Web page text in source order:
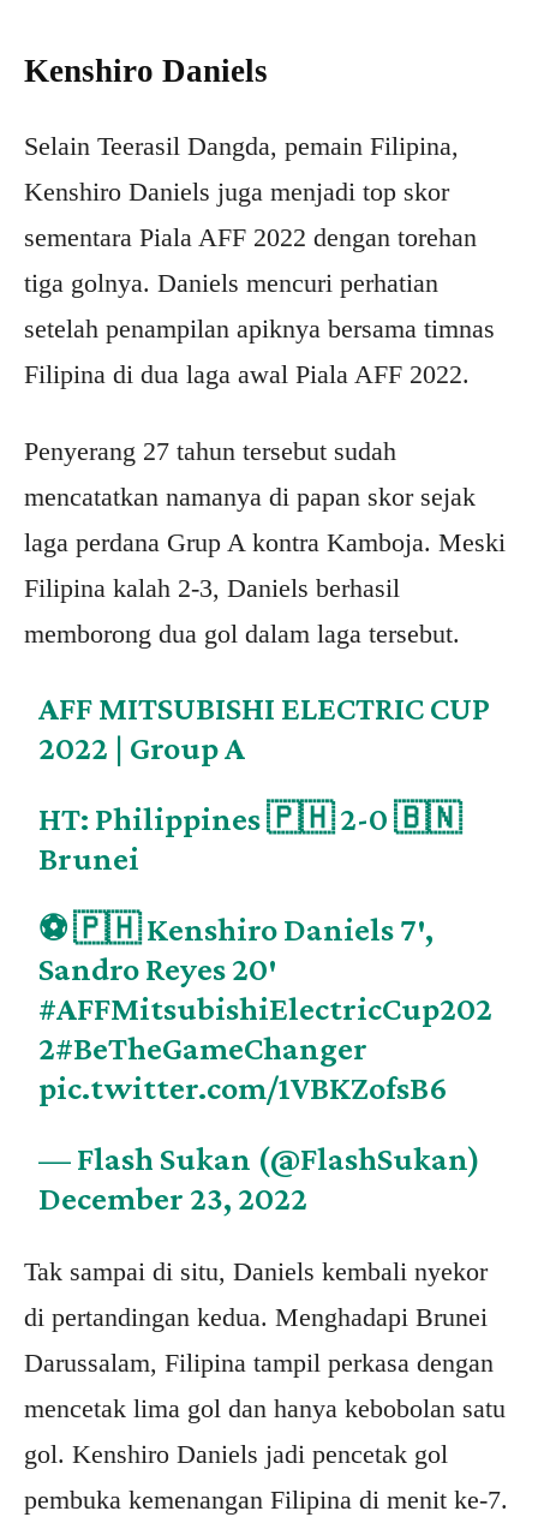
Kenshiro Daniels
Selain Teerasil Dangda, pemain Filipina,
Kenshiro Daniels juga menjadi top skor
sementara Piala AFF 2022 dengan torehan
tiga golnya. Daniels mencuri perhatian
setelah penampilan apiknya bersama timnas
Filipina di dua laga awal Piala AFF 2022.
Penyerang 27 tahun tersebut sudah
mencatatkan namanya di papan skor sejak
laga perdana Grup A kontra Kamboja. Meski
Filipina kalah 2-3, Daniels berhasil
memborong dua gol dalam laga tersebut.
AFF MITSUBISHI ELECTRIC CUP
2022 | Group A
HT: Philippines 🇵🇭 2-0 🇧🇳
Brunei
⚽ 🇵🇭 Kenshiro Daniels 7′,
Sandro Reyes 20′
#AFFMitsubishiElectricCup202
2#BeTheGameChanger
pic.twitter.com/1VBKZofsB6
— Flash Sukan (@FlashSukan)
December 23, 2022
Tak sampai di situ, Daniels kembali nyekor
di pertandingan kedua. Menghadapi Brunei
Darussalam, Filipina tampil perkasa dengan
mencetak lima gol dan hanya kebobolan satu
gol. Kenshiro Daniels jadi pencetak gol
pembuka kemenangan Filipina di menit ke-7.